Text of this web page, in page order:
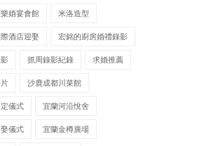
婚宴會館 米洛造型
酒店迎娶 宏銘的廚房婚禮錄影
抓周錄影紀錄 求婚推薦
沙鹿成都川菜館
儀式 宜蘭河沿悅舍
儀式 宜蘭金樽廣場